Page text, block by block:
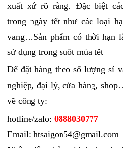
xuất xứ rõ ràng. Đặc biệt
trong ngày tết như các loại
vang…Sản phẩm có thời hạn
sử dụng trong suốt mùa tết
Để đặt hàng theo số lượng sỉ
nghiệp, đại lý, cửa hàng,
về công ty:
hotline/zalo: 0888030777
Email: htsaigon54@gmail.com